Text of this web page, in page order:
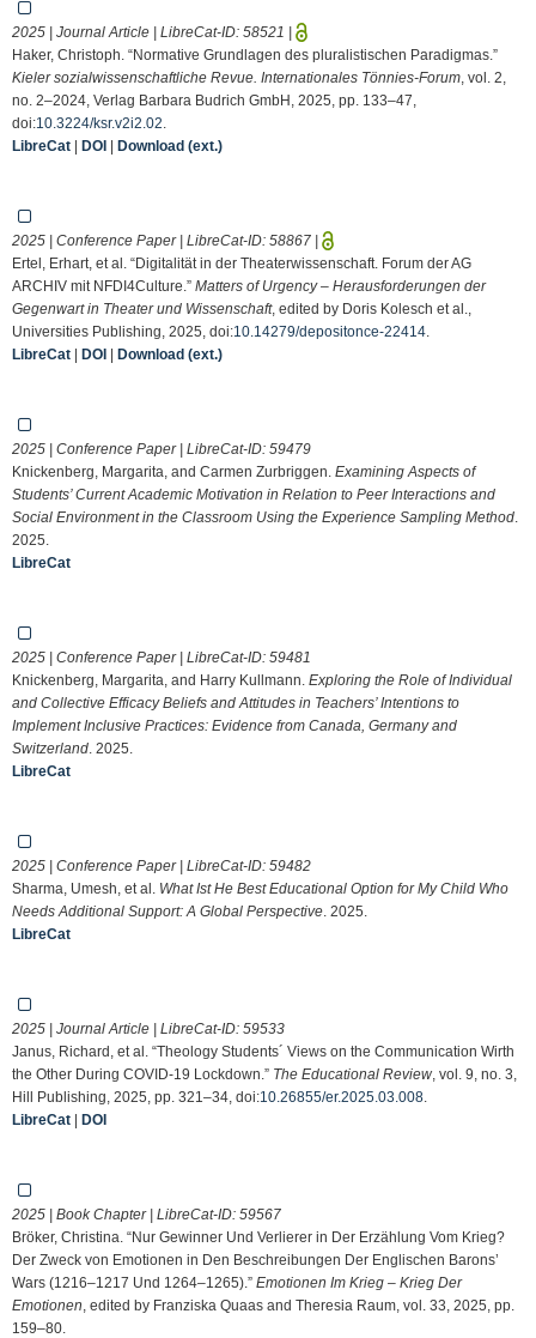
2025 | Journal Article | LibreCat-ID: 58521 |
Haker, Christoph. “Normative Grundlagen des pluralistischen Paradigmas.”
Kieler sozialwissenschaftliche Revue. Internationales Tönnies-Forum , vol. 2,
no. 2–2024, Verlag Barbara Budrich GmbH, 2025, pp. 133–47,
doi:10.3224/ksr.v2i2.02
LibreCat | DOI | Download (ext.)
2025 | Conference Paper | LibreCat-ID: 58867 |
Ertel, Erhart, et al. “Digitalität in der Theaterwissenschaft. Forum der AG
ARCHIV mit NFDI4Culture.” Matters of Urgency – Herausforderungen der
Gegenwart in Theater und Wissenschaft, edited by Doris Kolesch et al.,
Universities Publishing, 2025, doi:10.14279/depositonce-22414
LibreCat | DOI | Download (ext.)
2025 | Conference Paper | LibreCat-ID: 59479
Knickenberg, Margarita, and Carmen Zurbriggen. Examining Aspects of
Students’ Current Academic Motivation in Relation to Peer Interactions and
Social Environment in the Classroom Using the Experience Sampling Method
2025.
LibreCat
2025 | Conference Paper | LibreCat-ID: 59481
Knickenberg, Margarita, and Harry Kullmann. Exploring the Role of Individual
and Collective Efficacy Beliefs and Attitudes in Teachers’ Intentions to
Implement Inclusive Practices: Evidence from Canada, Germany and
Switzerland . 2025.
LibreCat
2025 | Conference Paper | LibreCat-ID: 59482
Sharma, Umesh, et al. What Ist He Best Educational Option for My Child Who
Needs Additional Support: A Global Perspective . 2025.
LibreCat
2025 | Journal Article | LibreCat-ID: 59533
Janus, Richard, et al. “Theology Students´ Views on the Communication Wirth
the Other During COVID-19 Lockdown.” The Educational Review , vol. 9, no. 3,
Hill Publishing, 2025, pp. 321–34, doi:10.26855/er.2025.03.008
LibreCat | DOI
2025 | Book Chapter | LibreCat-ID: 59567
Bröker, Christina. “Nur Gewinner Und Verlierer in Der Erzählung Vom Krieg?
Der Zweck von Emotionen in Den Beschreibungen Der Englischen Barons’
Wars (1216–1217 Und 1264–1265).” Emotionen Im Krieg – Krieg Der
Emotionen , edited by Franziska Quaas and Theresia Raum, vol. 33, 2025, pp.
159–80.